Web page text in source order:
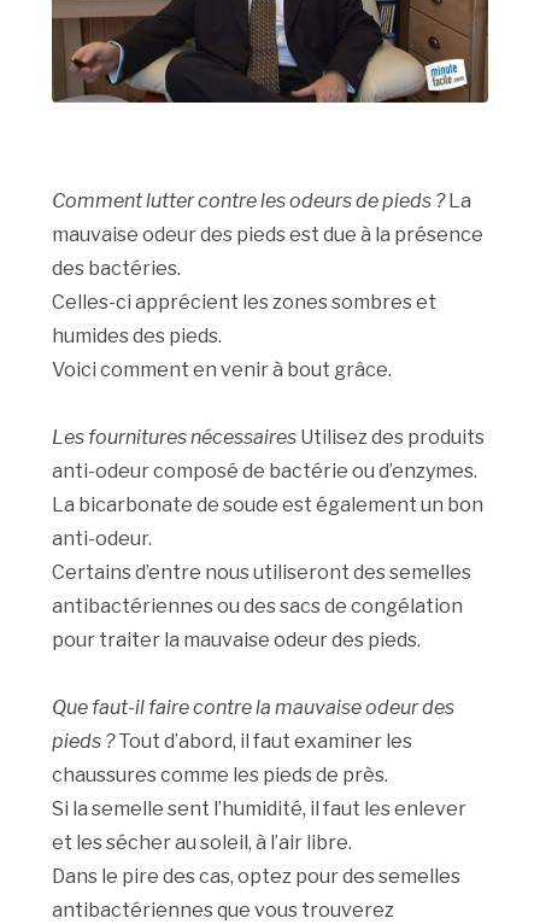
Comment lutter contre les odeurs de pieds ?La
mauvaise odeur des pieds est due à la présence
des bactéries.
Celles-ci apprécient les zones sombres et
humides des pieds.
Voici comment en venir à bout grâce.
Les fournitures nécessaires Utilisez des produits
anti-odeur composé de bactérie ou d’enzymes.
La bicarbonate de soude est également un bon
anti-odeur.
Certains d’entre nous utiliseront des semelles
antibactériennes ou des sacs de congélation
pour traiter la mauvaise odeur des pieds.
Que faut-il faire contre la mauvaise odeur des
pieds ?Tout d’abord, il faut examiner les
chaussures comme les pieds de près.
Si la semelle sent l’humidité, il faut les enlever
et les sécher au soleil, à l’air libre.
Dans le pire des cas, optez pour des semelles
antibactériennes que vous trouverez